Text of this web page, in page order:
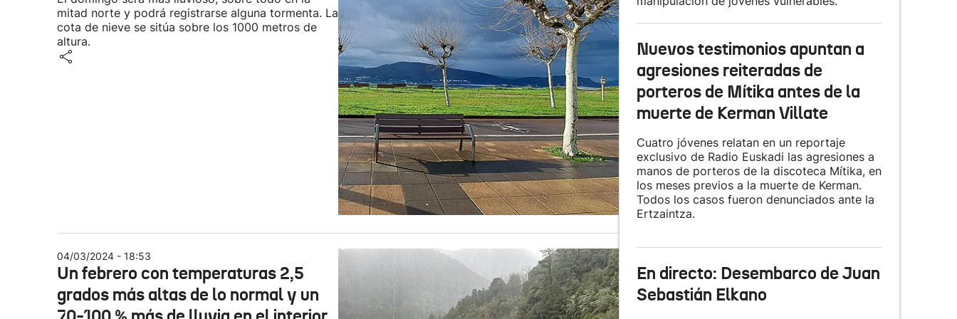
mitad norte y podrá registrarse alguna tormenta. La
cota de nieve se sitúa sobre los 1000 metros de
altura.
04/03/2024 - 18:53
Un febrero con temperaturas 2,5
grados más altas de lo normal y un
Nuevos testimonios apuntan a
agresiones reiteradas de
porteros de Mítika antes de la
muerte de Kerman Villate
Cuatro jóvenes relatan en un reportaje
exclusivo de Radio Euskadi las agresiones a
manos de porteros de la discoteca Mítika, en
los meses previos a la muerte de Kerman.
Todos los casos fueron denunciados ante la
Ertzaintza.
En directo: Desembarco de Juan
Sebastián Elkano